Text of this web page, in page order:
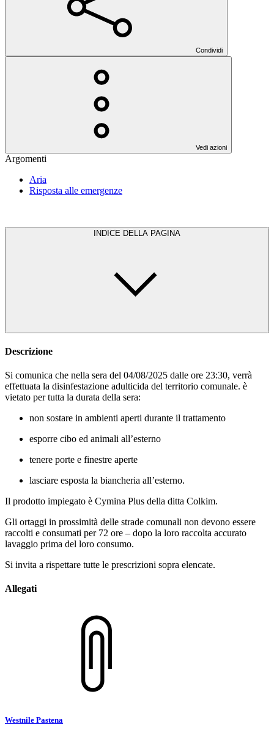
Condividi
Vedi azioni
Argomenti
Aria
Risposta alle emergenze
INDICE DELLA PAGINA
Descrizione
Si comunica che nella sera del 04/08/2025 dalle ore 23:30, verrà
effettuata la disinfestazione adulticida del territorio comunale. è
vietato per tutta la durata della sera:
non sostare in ambienti aperti durante il trattamento
esporre cibo ed animali all’esterno
tenere porte e finestre aperte
lasciare esposta la biancheria all’esterno.
Il prodotto impiegato è Cymina Plus della ditta Colkim.
Gli ortaggi in prossimità delle strade comunali non devono essere
raccolti e consumati per 72 ore – dopo la loro raccolta accurato
lavaggio prima del loro consumo.
Si invita a rispettare tutte le prescrizioni sopra elencate.
Allegati
Westnile Pastena